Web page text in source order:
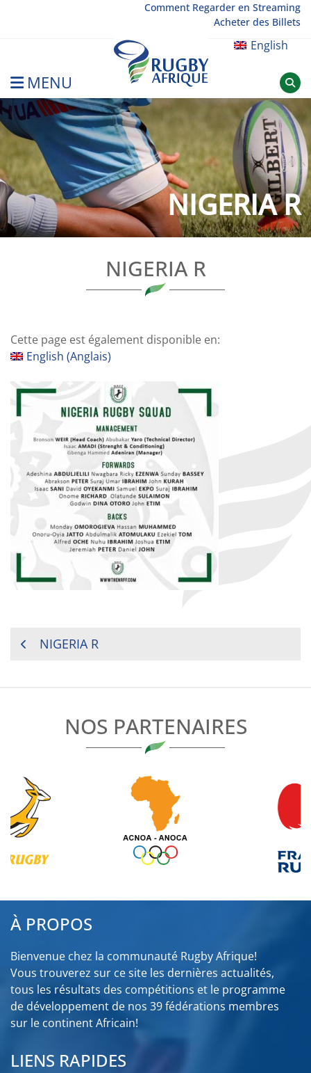
Comment Regarder en Streaming
Acheter des Billets
English
MENU
Rugby Afrique
NIGERIA R
NIGERIA R
Cette page est également disponible en:
English (Anglais)
NAVIGATION
NIGERIA R
NOS PARTENAIRES
À PROPOS
Bienvenue chez la communauté Rugby Afrique!
Vous trouverez sur ce site les dernières actualités,
tous les résultats des compétitions et le programme
de développement de nos 39 fédérations membres
sur le continent Africain!
LIENS RAPIDES